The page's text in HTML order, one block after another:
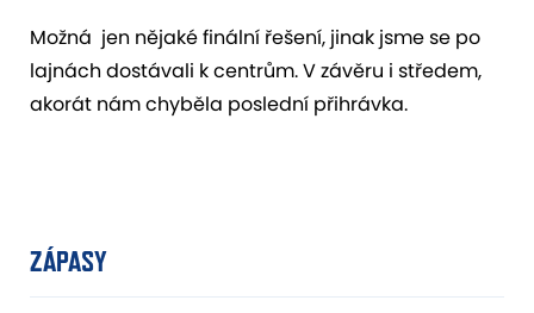
Možná jen nějaké finální řešení, jinak jsme se po
lajnách dostávali k centrům. V závěru i středem,
akorát nám chyběla poslední přihrávka.
ZÁPASY